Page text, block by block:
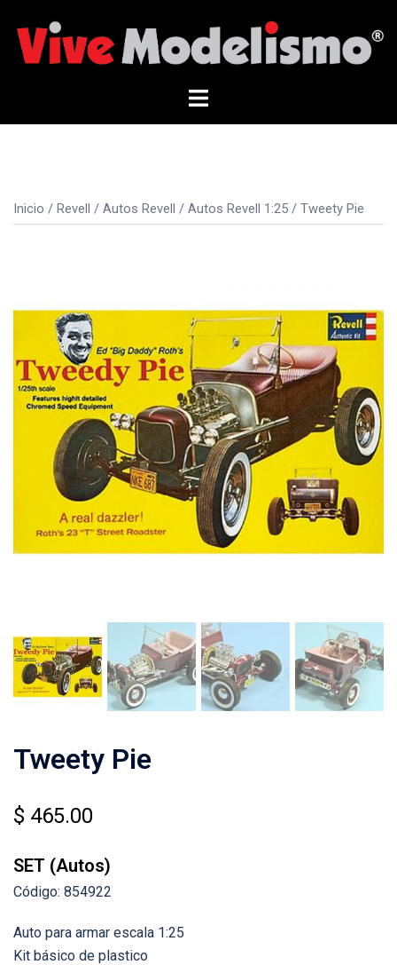
contenido
Alternar
Inicio / Revell / Autos Revell / Autos Revell 1:25 / Tweety Pie
Tweety Pie
$ 465.00
SET (Autos)
Código: 854922
Auto para armar escala 1:25
Kit básico de plastico